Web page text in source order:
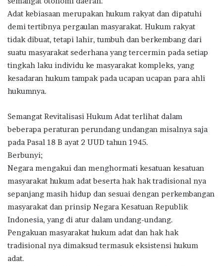
Adat kebiasaan merupakan hukum rakyat dan dipatuhi
demi tertibnya pergaulan masyarakat. Hukum rakyat
tidak dibuat, tetapi lahir, tumbuh dan berkembang dari
suatu masyarakat sederhana yang tercermin pada setiap
tingkah laku individu ke masyarakat kompleks, yang
kesadaran hukum tampak pada ucapan ucapan para ahli
hukumnya.
Semangat Revitalisasi Hukum Adat terlihat dalam
beberapa peraturan perundang undangan misalnya saja
pada Pasal 18 B ayat 2 UUD tahun 1945.
Berbunyi;
Negara mengakui dan menghormati kesatuan kesatuan
masyarakat hukum adat beserta hak hak tradisional nya
sepanjang masih hidup dan sesuai dengan perkembangan
masyarakat dan prinsip Negara Kesatuan Republik
Indonesia, yang di atur dalam undang-undang.
Pengakuan masyarakat hukum adat dan hak hak
tradisional nya dimaksud termasuk eksistensi hukum
adat.